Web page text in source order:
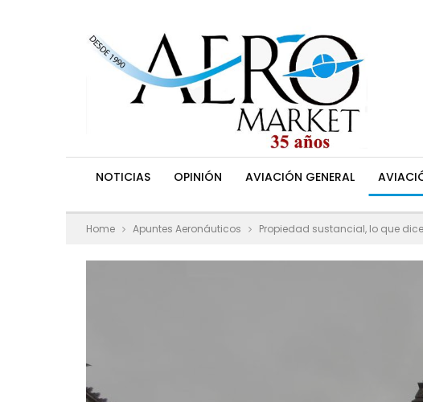
NOTICIAS OPINIÓN AVIACIÓN GENERAL
Home Apuntes Aeronáuticos Propiedad sustancial, lo que